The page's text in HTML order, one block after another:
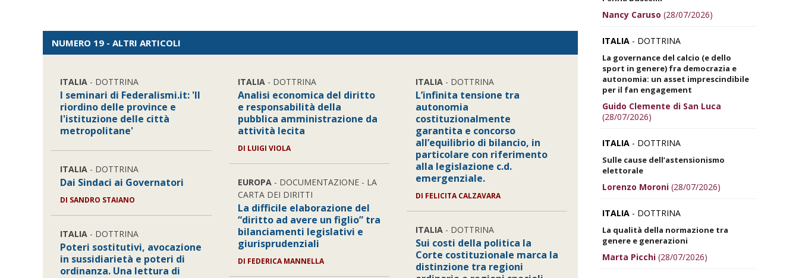
NUMERO 19 - ALTRI ARTICOLI
ITALIA - DOTTRINA
I seminari di Federalismi.it: 'Il
riordino delle province e
l'istituzione delle città
metropolitane'
ITALIA - DOTTRINA
Dai Sindaci ai Governatori
DI SANDRO STAIANO
ITALIA - DOTTRINA
Poteri sostitutivi, avocazione
in sussidiarietà e poteri di
ordinanza. Una lettura di
ITALIA - DOTTRINA
Analisi economica del diritto
e responsabilità della
pubblica amministrazione da
attività lecita
DI LUIGI VIOLA
EUROPA - DOCUMENTAZIONE - LA
CARTA DEI DIRITTI
La difficile elaborazione del
“diritto ad avere un figlio” tra
bilanciamenti legislativi e
giurisprudenziali
DI FEDERICA MANNELLA
ITALIA- DOTTRINA
L’infinita tensione tra
autonomia
costituzionalmente
garantita e concorso
all’equilibrio di bilancio, in
particolare con riferimento
alla legislazione c.d.
emergenziale.
DI FELICITA CALZAVARA
ITALIA- DOTTRINA
Sui costi della politica la
Corte costituzionale marca la
distinzione tra regioni
Nancy Caruso (28/07/2026)
ITALIA - DOTTRINA
La governance del calcio (e dello
sport in genere) fra democrazia e
autonomia: un asset imprescindibile
per il fan engagement
Guido Clemente di San Luca
(28/07/2026)
ITALIA - DOTTRINA
Sulle cause dell’astensionismo
elettorale
Lorenzo Moroni (28/07/2026)
ITALIA - DOTTRINA
La qualità della normazione tra
genere e generazioni
Marta Picchi (28/07/2026)